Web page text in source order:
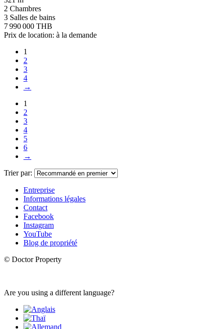
2 Chambres
3 Salles de bains
7 990 000 THB
Prix de location: à la demande
1
2
3
4
→
1
2
3
4
5
6
→
Trier par:
Entreprise
Informations légales
Contact
Facebook
Instagram
YouTube
Blog de propriété
© Doctor Property
Are you using a different language?